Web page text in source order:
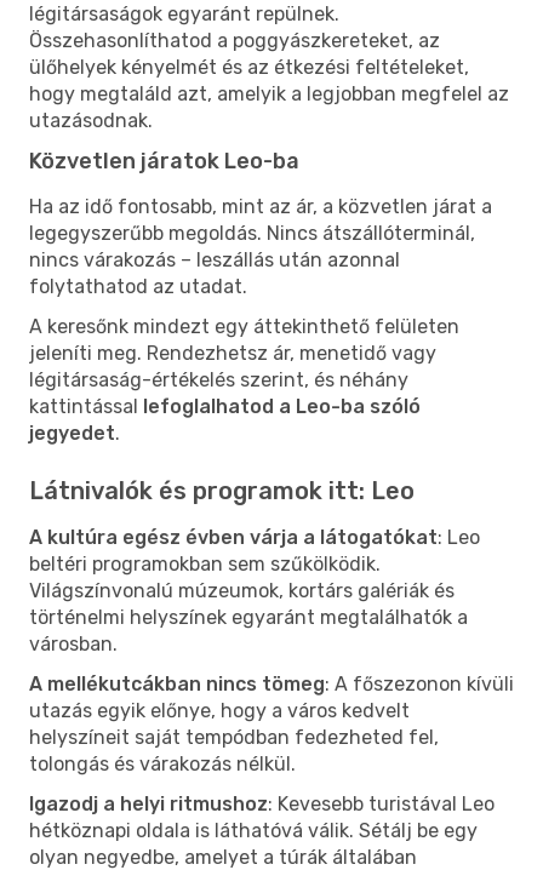
légitársaságok egyaránt repülnek.
Összehasonlíthatod a poggyászkereteket, az
ülőhelyek kényelmét és az étkezési feltételeket,
hogy megtaláld azt, amelyik a legjobban megfelel az
utazásodnak.
Közvetlen járatok Leo-ba
Ha az idő fontosabb, mint az ár, a közvetlen járat a
legegyszerűbb megoldás. Nincs átszállóterminál,
nincs várakozás – leszállás után azonnal
folytathatod az utadat.
A keresőnk mindezt egy áttekinthető felületen
jeleníti meg. Rendezhetsz ár, menetidő vagy
légitársaság-értékelés szerint, és néhány
kattintással lefoglalhatod a Leo-ba szóló
jegyedet.
Látnivalók és programok itt: Leo
A kultúra egész évben várja a látogatókat: Leo
beltéri programokban sem szűkölködik.
Világszínvonalú múzeumok, kortárs galériák és
történelmi helyszínek egyaránt megtalálhatók a
városban.
A mellékutcákban nincs tömeg: A főszezonon kívüli
utazás egyik előnye, hogy a város kedvelt
helyszíneit saját tempódban fedezheted fel,
tolongás és várakozás nélkül.
Igazodj a helyi ritmushoz: Kevesebb turistával Leo
hétköznapi oldala is láthatóvá válik. Sétálj be egy
olyan negyedbe, amelyet a túrák általában